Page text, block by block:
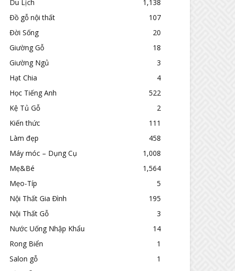
Du Lịch
1,138
Đồ gỗ nội thất
107
Đời Sống
20
Giường Gỗ
18
Giường Ngủ
3
Hạt Chia
4
Học Tiếng Anh
522
Kệ Tủ Gỗ
2
Kiến thức
111
Làm đẹp
458
Máy móc – Dụng Cụ
1,008
Mẹ&Bé
1,564
Mẹo-Típ
5
Nội Thất Gia Đình
195
Nội Thất Gỗ
3
Nước Uống Nhập Khẩu
14
Rong Biển
1
Salon gỗ
1